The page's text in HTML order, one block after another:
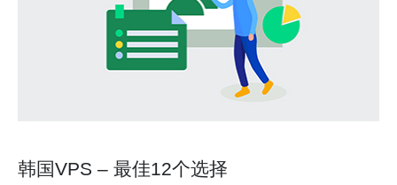
韩国VPS – 最佳12个选择